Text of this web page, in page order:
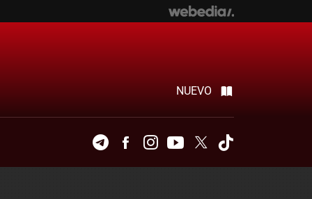
NUEVO
TelegramFacebookInstagramYoutubeTwitter